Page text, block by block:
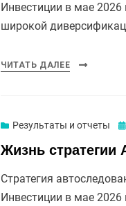
Инвестиции в мае 2026
широкой
ЧИТАТЬ ДАЛЕЕ
Результаты и отчеты
Жизнь стратегии
Стратегия
Инвестиции в мае 2026